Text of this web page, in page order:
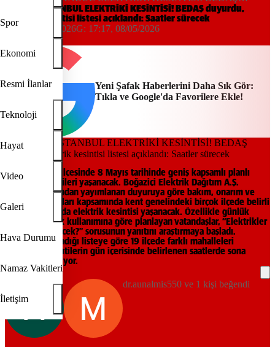
Spor
Ekonomi
Resmi İlanlar
Teknoloji
Hayat
Video
Galeri
Hava Durumu
Namaz Vakitleri
İletişim
duyurdu, elektrik kesintisi listesi açıklandı: Saatler sürecek
8 MAYIS İSTANBUL ELEKTRİKİ KESİNTİSİ! BEDAŞ duyurdu,
elektrik kesintisi listesi açıklandı: Saatler sürecek
17:17, 08/05/2026G: 17:17, 08/05/2026
Yeni Şafak Haberlerini Daha Sık Gör:
Tıkla ve Google'da Favorilere Ekle!
İstanbul'un 19 ilçesinde 8 Mayıs tarihinde geniş kapsamlı planlı
elektrik kesintileri yaşanacak. Boğaziçi Elektrik Dağıtım A.Ş.
(BEDAŞ) tarafından yayımlanan duyuruya göre bakım, onarım ve
altyapı çalışmaları kapsamında kent genelindeki birçok ilçede belirli
saat aralıklarında elektrik kesintisi yaşanacak. Özellikle günlük
işlerini elektrik kullanımına göre planlayan vatandaşlar, “Elektrikler
ne zaman gelecek?” sorusunun yanıtını araştırmaya başladı.
BEDAŞ’ın açıkladığı listeye göre 19 ilçede farklı mahalleleri
kapsayan kesintilerin gün içerisinde belirlenen saatlerde sona
ermesi bekleniyor.
dr.aunalmis550 ve 1 kişi beğendi